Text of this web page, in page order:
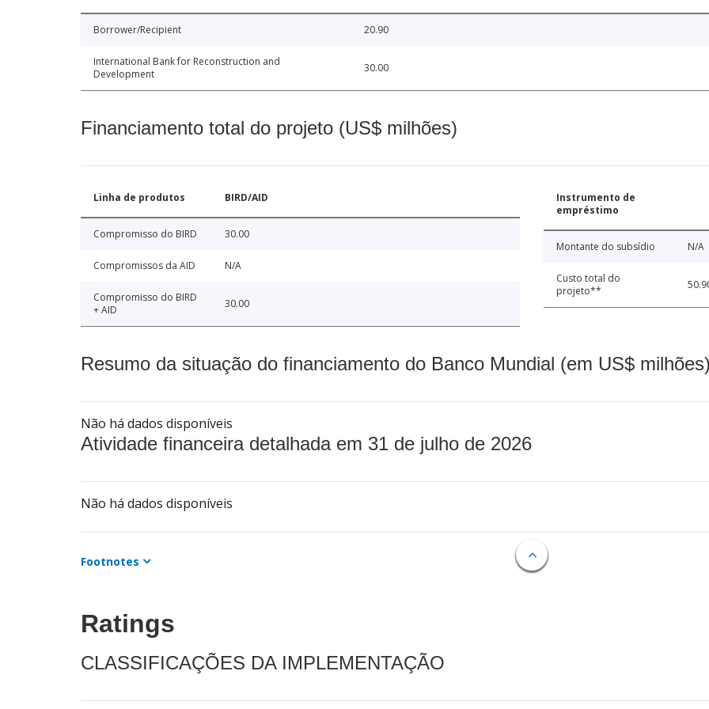
Borrower/Recipient 20.90
International Bank for Reconstruction and
Development
30.00
Financiamento total do projeto (US$ milhões)
Linha de produtos BIRD/AID
Compromisso do BIRD 30.00
Compromissos da AID N/A
Compromisso do BIRD
+ AID
30.00
Instrumento de
empréstimo
Montante do subsídio N/A
Custo total do
projeto**
Resumo da situação do financiamento do Banco Mundial (em US$
Não há dados disponíveis
Atividade financeira detalhada em 31 de julho de 2026
Não há dados disponíveis
Footnotes
Ratings
CLASSIFICAÇÕES DA IMPLEMENTAÇÃO